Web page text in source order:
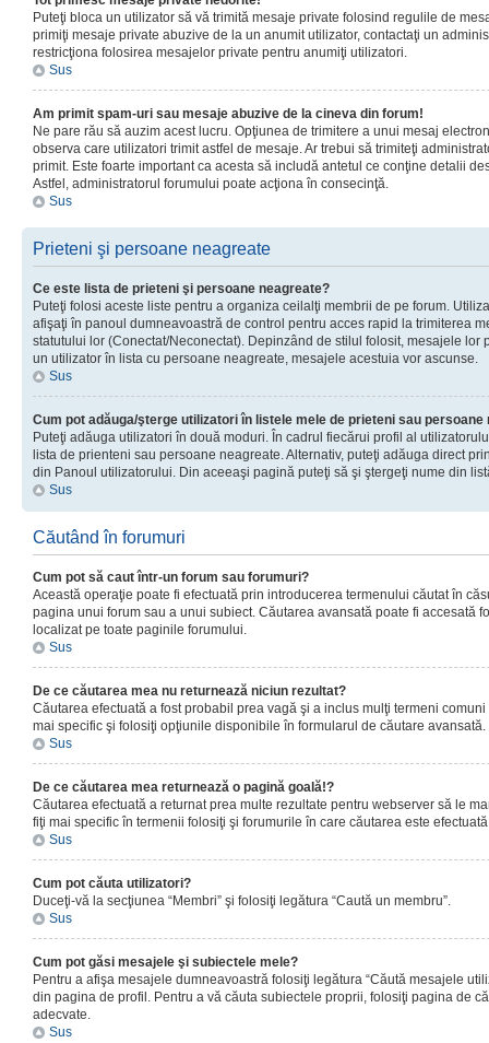
Puteţi bloca un utilizator să vă trimită mesaje private folosind regulile de
primiţi mesaje private abuzive de la un anumit utilizator, contactaţi un
restricţiona folosirea mesajelor private pentru anumiţi utilizatori.
Sus
Am primit spam-uri sau mesaje abuzive de la cineva din forum!
Ne pare rău să auzim acest lucru. Opţiunea de trimitere a unui mesaj
observa care utilizatori trimit astfel de mesaje. Ar trebui să trimiteţi
primit. Este foarte important ca acesta să includă antetul ce conţine detalii
Astfel, administratorul forumului poate acţiona în consecinţă.
Sus
Prieteni şi persoane neagreate
Ce este lista de prieteni şi persoane neagreate?
Puteţi folosi aceste liste pentru a organiza ceilalţi membrii de pe forum.
afişaţi în panoul dumneavoastră de control pentru acces rapid la trimiterea
statutului lor (Conectat/Neconectat). Depinzând de stilul folosit, mesajele lor
un utilizator în lista cu persoane neagreate, mesajele acestuia vor ascunse.
Sus
Cum pot adăuga/şterge utilizatori în listele mele de prieteni sau persoane
Puteţi adăuga utilizatori în două moduri. În cadrul fiecărui profil al
lista de prienteni sau persoane neagreate. Alternativ, puteţi adăuga direct
din Panoul utilizatorului. Din aceeaşi pagină puteţi să şi ştergeţi nume din
Sus
Căutând în forumuri
Cum pot să caut într-un forum sau forumuri?
Această operaţie poate fi efectuată prin introducerea termenului căutat în
pagina unui forum sau a unui subiect. Căutarea avansată poate fi accesată
localizat pe toate paginile forumului.
Sus
De ce căutarea mea nu returnează niciun rezultat?
Căutarea efectuată a fost probabil prea vagă şi a inclus mulţi termeni
mai specific şi folosiţi opţiunile disponibile în formularul de căutare avansată.
Sus
De ce căutarea mea returnează o pagină goală!?
Căutarea efectuată a returnat prea multe rezultate pentru webserver să le
fiţi mai specific în termenii folosiţi şi forumurile în care căutarea este
Sus
Cum pot căuta utilizatori?
Duceţi-vă la secţiunea “Membri” şi folosiţi legătura “Caută un membru”.
Sus
Cum pot găsi mesajele şi subiectele mele?
Pentru a afişa mesajele dumneavoastră folosiţi legătura “Căută mesajele
din pagina de profil. Pentru a vă căuta subiectele proprii, folosiţi pagina de
adecvate.
Sus